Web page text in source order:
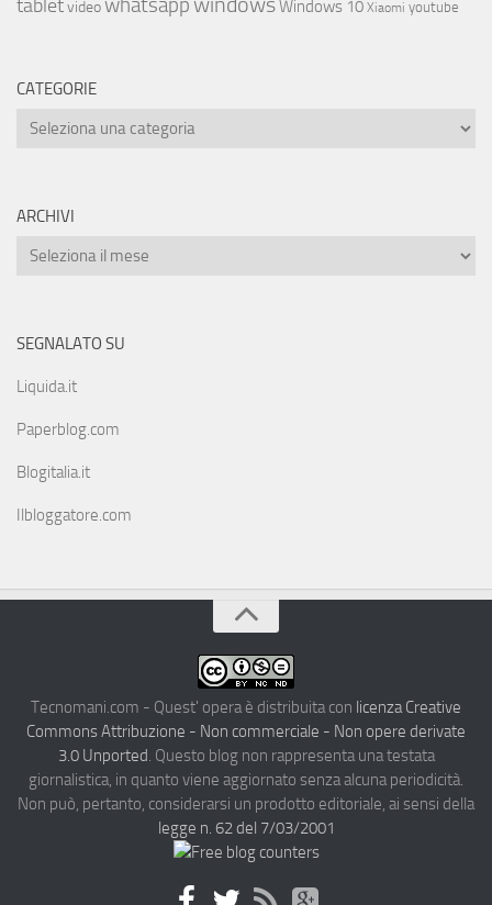
tabletvideo Windows 10 Xiaomi youtube
CATEGORIE
ARCHIVI
SEGNALATO SU
Liquida.it
Paperblog.com
Blogitalia.it
Ilbloggatore.com
Tecnomani.com - Quest' opera è distribuita con licenza Creative
Commons Attribuzione - Non commerciale - Non opere derivate
3.0 Unported. Questo blog non rappresenta una testata
giornalistica, in quanto viene aggiornato senza alcuna periodicità.
Non può, pertanto, considerarsi un prodotto editoriale, ai sensi della
legge n. 62 del 7/03/2001